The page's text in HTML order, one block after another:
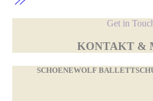
Get in
KONTAKT &
SCHOENEWOLF